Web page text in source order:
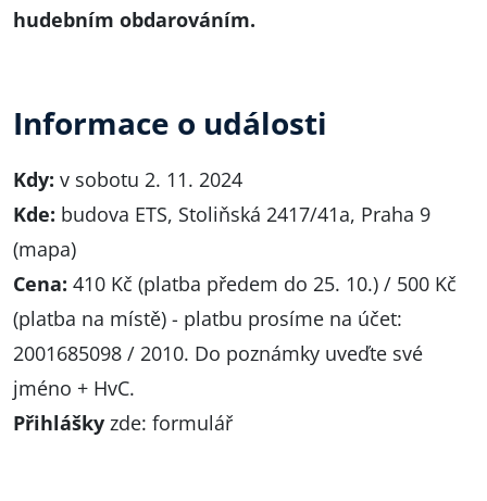
hudebním obdarováním.
Informace o události
Kdy: v sobotu 2. 11. 2024
Kde: budova ETS, Stoliňská 2417/41a, Praha 9
(mapa)
Cena: 410 Kč (platba předem do 25. 10.) / 500 Kč
(platba na místě) - platbu prosíme na účet:
2001685098 / 2010. Do poznámky uveďte své
jméno + HvC.
Přihlášky zde: formulář